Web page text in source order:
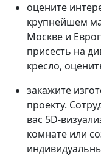
оцените
крупнейшем
Москве и
присесть на
кресло,
закажите
проекту.
вас 5D-
комнате или